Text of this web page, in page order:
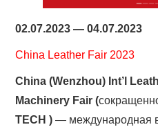
02.07.2023 — 04.07.2023
China Leather Fair 2023
China (Wenzhou) Int’l
Machinery Fair (
TECH ) — международная